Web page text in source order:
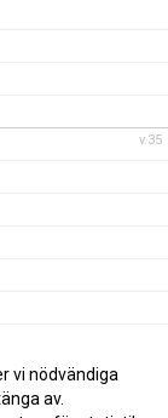
v.35
vi nödvändiga
av.